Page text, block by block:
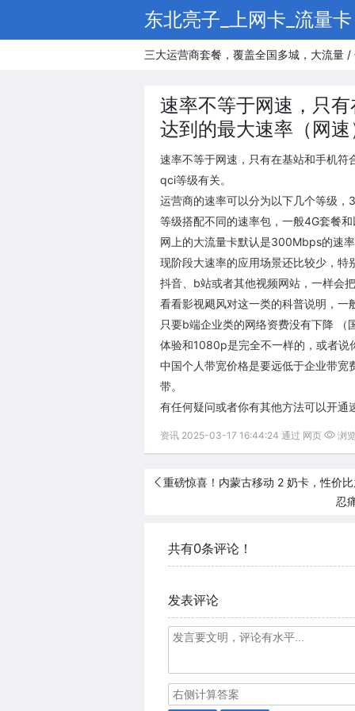
东北亮子_上网卡_流量卡
三大运营商套餐，覆盖全国多城，大流量
速率不等于网速，只
达到的最大速率（网
速率不等于网速，只有在基站和手机符
qci等级有关。
运营商的速率可以分为以下几个等级
等级搭配不同的速率包，一般4G套餐
网上的大流量卡默认是300Mbps的速
现阶段大速率的应用场景还比较少，
抖音、b站或者其他视频网站，一样会
看看影视飓风对这一类的科普说明，一
只要b端企业类的网络资费没有下降 （
体验和1080p是完全不一样的，或者说
中国个人带宽价格是要远低于企业带
带。
有任何疑问或者你有其他方法可以开通
资讯 2025-03-17 16:44:24 通过 网页 浏
重磅惊喜！内蒙古移动 2 奶卡，性价比
忍
共有0条评论！
发表评论